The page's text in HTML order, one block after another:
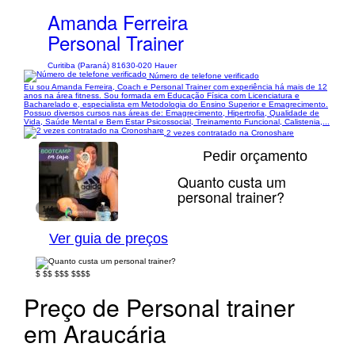
Amanda Ferreira
Personal Trainer
Curitiba (Paraná) 81630-020 Hauer
Número de telefone verificado
Eu sou Amanda Ferreira, Coach e Personal Trainer com experiência há mais de 12
anos na área fitness. Sou formada em Educação Física com Licenciatura e
Bacharelado e, especialista em Metodologia do Ensino Superior e Emagrecimento.
Possuo diversos cursos nas áreas de: Emagrecimento, Hipertrofia, Qualidade de
Vida, Saúde Mental e Bem Estar Psicossocial, Treinamento Funcional, Calistenia,...
2 vezes contratado na Cronoshare
1/4
Pedir orçamento
Quanto custa um
personal trainer?
Ver guia de preços
$ $$ $$$ $$$$
Preço de Personal trainer
em Araucária